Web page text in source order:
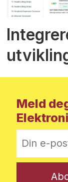
Meld